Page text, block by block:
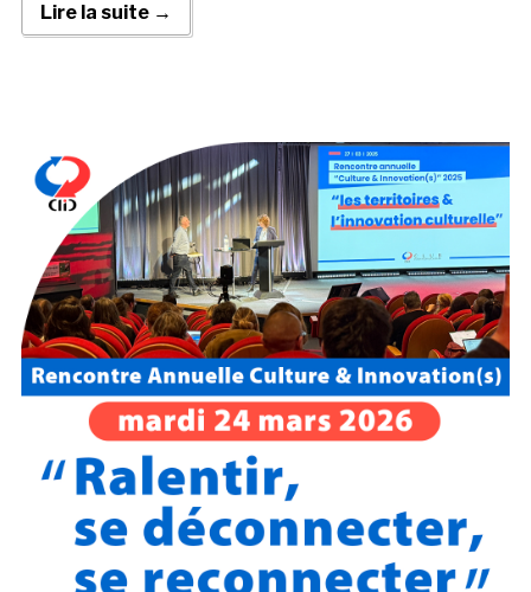
Lire la suite →